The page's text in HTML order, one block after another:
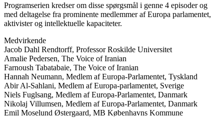
Programserien kredser om disse spørgsmål i genne 4 episoder og
med deltagelse fra prominente medlemmer af Europa parlamentet,
aktivister og intellektuelle kapaciteter.
Medvirkende
Jacob Dahl Rendtorff, Professor Roskilde Universitet
Amalie Pedersen, The Voice of Iranian
Farnoush Tabatabaie, The Voice of Iranian
Hannah Neumann, Medlem af Europa-Parlamentet, Tyskland
Abir Al-Sahlani, Medlem af Europa-parlamentet, Sverige
Niels Fuglsang, Medlem af Europa-Parlamentet, Danmark
Nikolaj Villumsen, Medlem af Europa-Parlamentet, Danmark
Emil Moselund Østergaard, MB Københavns Kommune